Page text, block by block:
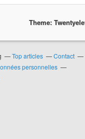
Theme:
Top articles
Contact
personnelles